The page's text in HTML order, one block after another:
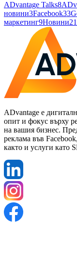
ADvantage Talks8
новини3Facebook33
маркетинг9Новини21
ADvantage е
опит и фокус върху
на вашия бизнес.
реклама във
както и услуги като